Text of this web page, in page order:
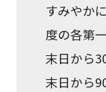
すみやか
度の各第
末日から
末日から